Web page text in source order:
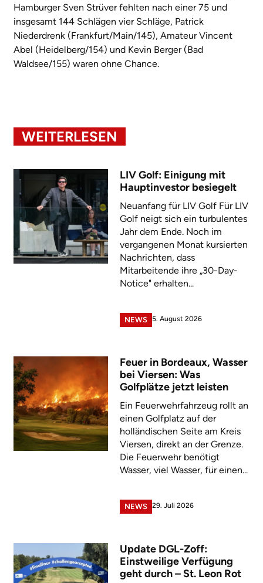
Hamburger Sven Strüver fehlten nach einer 75 und
insgesamt 144 Schlägen vier Schläge, Patrick
Niederdrenk (Frankfurt/Main/145), Amateur Vincent
Abel (Heidelberg/154) und Kevin Berger (Bad
Waldsee/155) waren ohne Chance.
WEITERLESEN
LIV Golf: Einigung mit
Hauptinvestor besiegelt
Neuanfang für LIV Golf Für LIV
Golf neigt sich ein turbulentes
Jahr dem Ende. Noch im
vergangenen Monat kursierten
Nachrichten, dass
Mitarbeitende ihre „30-Day-
Notice" erhalten...
NEWS 5. August 2026
Feuer in Bordeaux, Wasser
bei Viersen: Was
Golfplätze jetzt leisten
Ein Feuerwehrfahrzeug rollt an
einen Golfplatz auf der
holländischen Seite am Kreis
Viersen, direkt an der Grenze.
Die Feuerwehr benötigt
Wasser, viel Wasser, für einen...
NEWS 29. Juli 2026
Update DGL-Zoff:
Einstweilige Verfügung
geht durch – St. Leon Rot